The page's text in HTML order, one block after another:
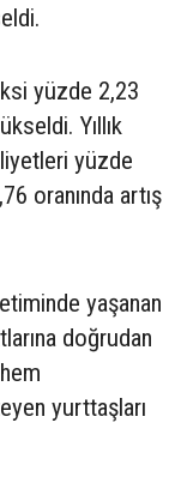
yüzde 2,23
Yıllık
yüzde
oranında artış
yaşanan
doğrudan
yurttaşları